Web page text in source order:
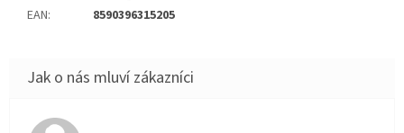
EAN: 8590396315205